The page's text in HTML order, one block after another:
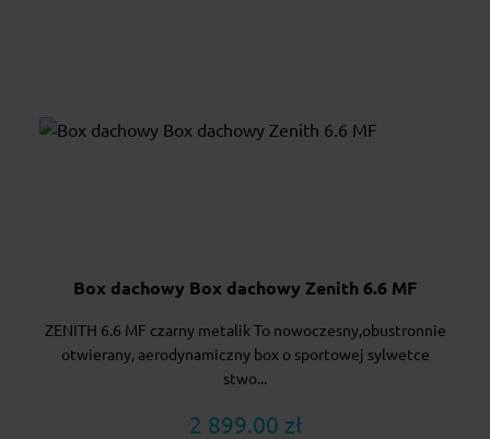
Box dachowy Box dachowy Zenith 6.6 MF
ZENITH 6.6 MF czarny metalik To nowoczesny,obustronnie
otwierany, aerodynamiczny box o sportowej sylwetce
stwo...
2 899.00 zł